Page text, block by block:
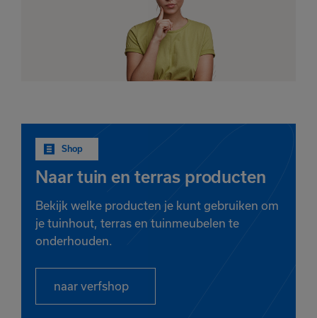
Shop
Naar tuin en terras producten
Bekijk welke producten je kunt gebruiken om
je tuinhout, terras en tuinmeubelen te
onderhouden.
naar verfshop